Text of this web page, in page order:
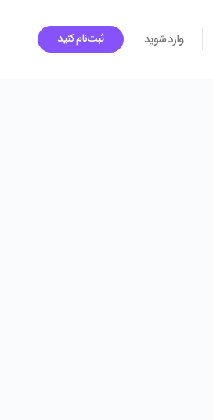
وارد شوید ثبت‌نام کنید